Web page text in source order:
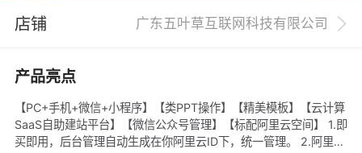
店铺 广东五叶草互联网科技有限公司
产品亮点
【PC+手机+微信+小程序】【类PPT操作】【精美模板】【云计算
SaaS自助建站平台】【微信公众号管理】【标配阿里云空间】 1.即
买即用，后台管理自动生成在你阿里云ID下，统一管理。 2.阿里云